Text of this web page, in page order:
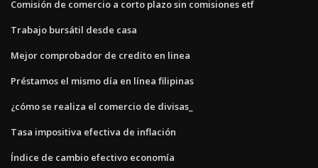
Comisión de comercio a corto plazo sin comisiones etf
Trabajo bursátil desde casa
Mejor comprobador de credito en linea
Préstamos el mismo día en línea filipinas
¿cómo se realiza el comercio de divisas_
Tasa impositiva efectiva de inflación
Índice de cambio efectivo economía